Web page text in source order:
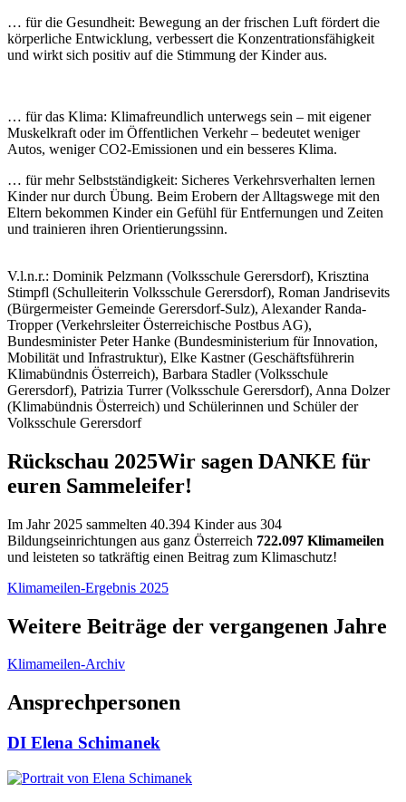
… für die Gesundheit: Bewegung an der frischen Luft fördert die
körperliche Entwicklung, verbessert die Konzentrationsfähigkeit
und wirkt sich positiv auf die Stimmung der Kinder aus.
… für das Klima: Klimafreundlich unterwegs sein – mit eigener
Muskelkraft oder im Öffentlichen Verkehr – bedeutet weniger
Autos, weniger CO2-Emissionen und ein besseres Klima.
… für mehr Selbstständigkeit: Sicheres Verkehrsverhalten lernen
Kinder nur durch Übung. Beim Erobern der Alltagswege mit den
Eltern bekommen Kinder ein Gefühl für Entfernungen und Zeiten
und trainieren ihren Orientierungssinn.
V.l.n.r.: Dominik Pelzmann (Volksschule Gerersdorf), Krisztina
Stimpfl (Schulleiterin Volksschule Gerersdorf), Roman Jandrisevits
(Bürgermeister Gemeinde Gerersdorf-Sulz), Alexander Randa-
Tropper (Verkehrsleiter Österreichische Postbus AG),
Bundesminister Peter Hanke (Bundesministerium für Innovation,
Mobilität und Infrastruktur), Elke Kastner (Geschäftsführerin
Klimabündnis Österreich), Barbara Stadler (Volksschule
Gerersdorf), Patrizia Turrer (Volksschule Gerersdorf), Anna Dolzer
(Klimabündnis Österreich) und Schülerinnen und Schüler der
Volksschule Gerersdorf
Rückschau 2025Wir sagen DANKE für
euren Sammeleifer!
Im Jahr 2025 sammelten 40.394 Kinder aus 304
Bildungseinrichtungen aus ganz Österreich 722.097 Klimameilen
und leisteten so tatkräftig einen Beitrag zum Klimaschutz!
Klimameilen-Ergebnis 2025
Weitere Beiträge der vergangenen Jahre
Klimameilen-Archiv
Ansprechpersonen
DI Elena Schimanek